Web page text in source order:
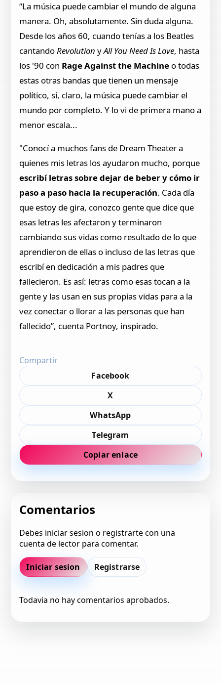
“La música puede cambiar el mundo de alguna
manera. Oh, absolutamente. Sin duda alguna.
Desde los años 60, cuando tenías a los Beatles
cantandoRevolution yAll You Need Is Love, hasta
los '90 con Rage Against the Machine o todas
estas otras bandas que tienen un mensaje
político, sí, claro, la música puede cambiar el
mundo por completo. Y lo vi de primera mano a
menor escala...
"Conocí a muchos fans de Dream Theater a
quienes mis letras los ayudaron mucho, porque
escribí letras sobre dejar de beber y cómo ir
paso a paso hacia la recuperación. Cada día
que estoy de gira, conozco gente que dice que
esas letras les afectaron y terminaron
cambiando sus vidas como resultado de lo que
aprendieron de ellas o incluso de las letras que
escribí en dedicación a mis padres que
fallecieron. Es así: letras como esas tocan a la
gente y las usan en sus propias vidas para a la
vez conectar o llorar a las personas que han
fallecido”, cuenta Portnoy, inspirado.
Compartir
Facebook
X
WhatsApp
Telegram
Copiar enlace
Comentarios
Debes iniciar sesion o registrarte con una
cuenta de lector para comentar.
Iniciar sesion Registrarse
Todavia no hay comentarios aprobados.